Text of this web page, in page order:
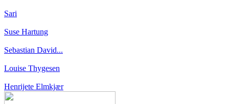
Sari
Suse Hartung
Sebastian David...
Louise Thygesen
Henrijete Elmkjær